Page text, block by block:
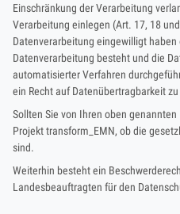
Einschränkung der Verarbeitung
Verarbeitung einlegen (Art. 17, 18
Datenverarbeitung eingewilligt haben
Datenverarbeitung besteht und die
automatisierter Verfahren
ein Recht auf Datenübertragbarkeit zu
Sollten Sie von Ihren oben
Projekt transform_EMN, ob die
sind.
Weiterhin besteht ein
Landesbeauftragten für den